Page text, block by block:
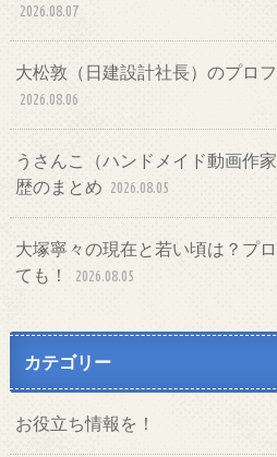
2026.08.07
大松敦（日建設計社長）のプロ
2026.08.06
うさんこ（ハンドメイド動画作
歴のまとめ 2026.08.05
大塚寧々の現在と若い頃は？プ
ても！
2026.08.05
カテゴリー
お役立ち情報を！